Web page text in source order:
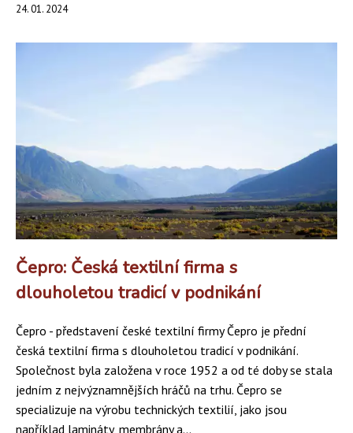
24. 01. 2024
Čepro: Česká textilní firma s
dlouholetou tradicí v podnikání
Čepro - představení české textilní firmy Čepro je přední
česká textilní firma s dlouholetou tradicí v podnikání.
Společnost byla založena v roce 1952 a od té doby se stala
jedním z nejvýznamnějších hráčů na trhu. Čepro se
specializuje na výrobu technických textilií, jako jsou
například lamináty, membrány a...